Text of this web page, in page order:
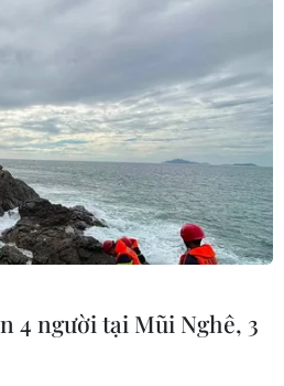
Chủ trương đúng còn
đến năm 2020 có thêm 40 dự
được tiếp sức bằng một hệ
4 người tại Mũi Nghê, 3